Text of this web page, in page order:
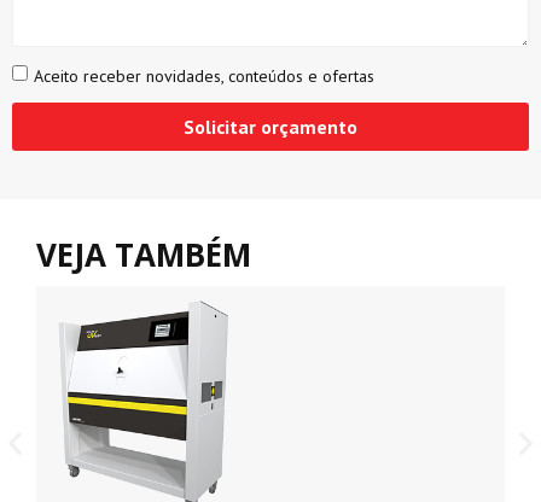
Aceito receber novidades, conteúdos e ofertas
Solicitar orçamento
VEJA TAMBÉM